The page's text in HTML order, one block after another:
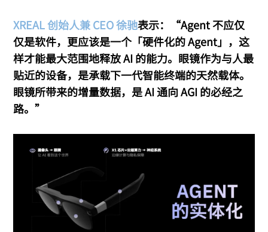
XREAL 创始人兼 CEO 徐驰表示：“Agent 不应仅
仅是软件，更应该是一个「硬件化的 Agent」，这
样才能最大范围地释放 AI 的能力。眼镜作为与人最
贴近的设备，是承载下一代智能终端的天然载体。
眼镜所带来的增量数据，是 AI 通向 AGI 的必经之
路。”